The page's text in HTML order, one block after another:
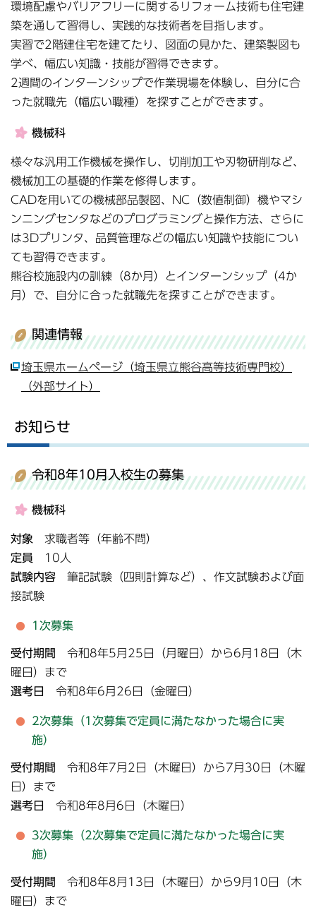
環境配慮やバリアフリーに関するリフォーム技術も住宅建
築を通して習得し、実践的な技術者を目指します。
実習で2階建住宅を建てたり、図面の見かた、建築製図も
学べ、幅広い知識・技能が習得できます。
2週間のインターンシップで作業現場を体験し、自分に合
った就職先（幅広い職種）を探すことができます。
機械科
様々な汎用工作機械を操作し、切削加工や刃物研削など、
機械加工の基礎的作業を修得します。
CADを用いての機械部品製図、NC（数値制御）機やマシ
ンニングセンタなどのプログラミングと操作方法、さらに
は3Dプリンタ、品質管理などの幅広い知識や技能につい
ても習得できます。
熊谷校施設内の訓練（8か月）とインターンシップ（4か
月）で、自分に合った就職先を探すことができます。
関連情報
埼玉県ホームページ（埼玉県立熊谷高等技術専門校）
（外部サイト）
お知らせ
令和8年10月入校生の募集
機械科
対象 求職者等（年齢不問）
定員
10人
試験内容 筆記試験（四則計算など）、作文試験および面
接試験
1次募集
受付期間 令和8年5月25日（月曜日）から6月18日（木
曜日）まで
選考日 令和8年6月26日（金曜日）
2次募集（1次募集で定員に満たなかった場合に実
施）
受付期間 令和8年7月2日（木曜日）から7月30日（木曜
日）まで
選考日 令和8年8月6日（木曜日）
3次募集（2次募集で定員に満たなかった場合に実
施）
受付期間 令和8年8月13日（木曜日）から9月10日（木
曜日）まで